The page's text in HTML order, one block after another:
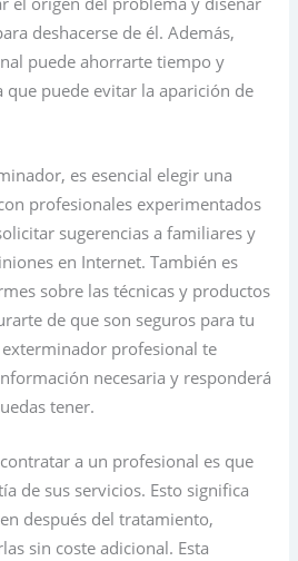
deshacerse de él. Además,
puede ahorrarte tiempo y
que puede evitar la aparición de
es esencial elegir una
profesionales experimentados
sugerencias a familiares y
en Internet. También es
sobre las técnicas y productos
de que son seguros para tu
profesional te
necesaria y responderá
tener.
a un profesional es que
de sus servicios. Esto significa
después del tratamiento,
sin coste adicional. Esta